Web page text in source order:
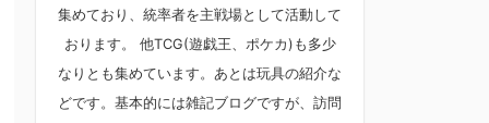
集めており、統率者を主戦場として活動して
おります。 他TCG(遊戯王、ポケカ)も多少
なりとも集めています。あとは玩具の紹介な
どです。基本的には雑記ブログですが、訪問